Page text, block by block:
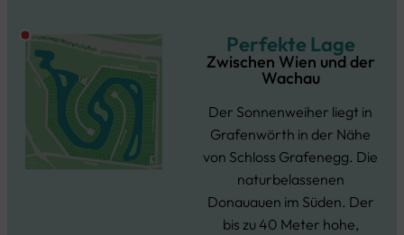
Perfekte Lage
Zwischen Wien und der
Wachau
Der Sonnenweiher liegt in
Grafenwörth in der Nähe
von Schloss Grafenegg. Die
naturbelassenen
Donauauen im Süden. Der
bis zu 40 Meter hohe,